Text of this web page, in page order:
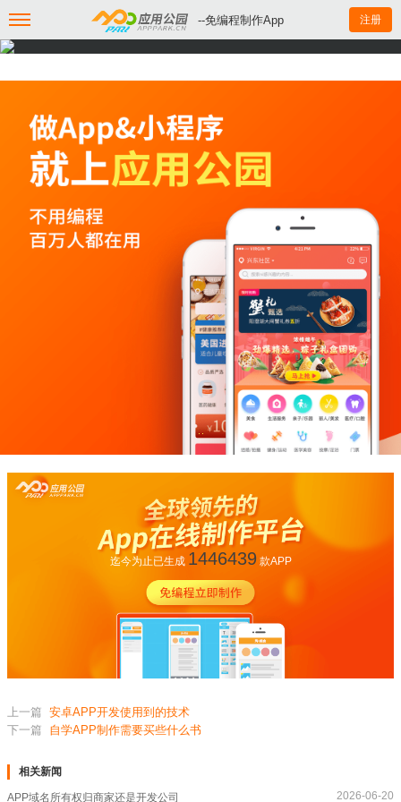
--免编程制作App 注册
迄今为止已生成 1446439款APP
上一篇 安卓APP开发使用到的技术
下一篇
自学APP制作需要买些什么书
相关新闻
APP域名所有权归商家还是开发公司 2026-06-20